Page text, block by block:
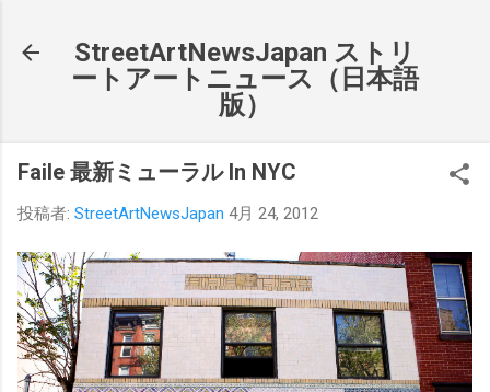
StreetArtNewsJapan ストリ
ートアートニュース（日本語
版）
Faile 最新ミューラル In NYC
投稿者: StreetArtNewsJapan 4月 24, 2012